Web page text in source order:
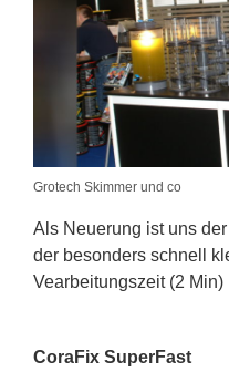
Grotech Skimmer und co
Als Neuerung ist uns
der besonders schnell
Vearbeitungszeit (2 Min)
CoraFix SuperFast